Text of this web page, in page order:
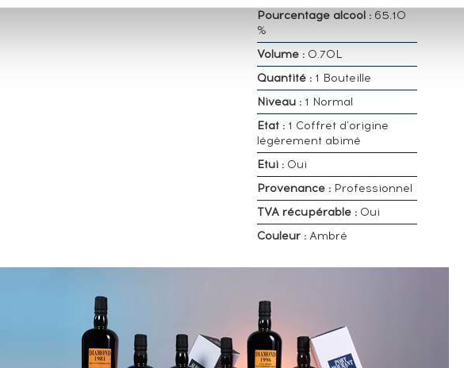
Pourcentage alcool : 65.10
%
Volume : 0.70L
Quantité : 1 Bouteille
Niveau : 1 Normal
Etat : 1 Coffret d'origine
légèrement abimé
Etui : Oui
Provenance : Professionnel
TVA récupérable : Oui
Couleur : Ambré